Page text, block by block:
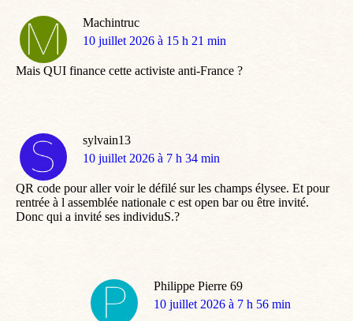
Machintruc
dit
10 juillet 2026 à 15 h 21 min
Mais QUI finance cette activiste anti-France ?
sylvain13
dit
10 juillet 2026 à 7 h 34 min
QR code pour aller voir le défilé sur les champs élysee. Et pour
rentrée à l assemblée nationale c est open bar ou être invité.
Donc qui a invité ses individuS.?
Philippe Pierre 69
dit
10 juillet 2026 à 7 h 56 min